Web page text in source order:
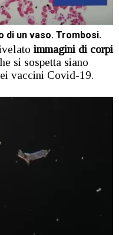
di un vaso. Trombosi.
immagini di corpi
si sospetta siano
vaccini Covid-19.